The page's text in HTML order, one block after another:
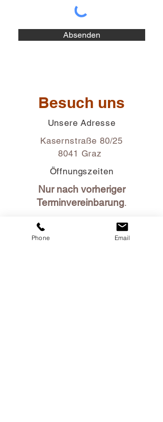
Absenden
Besuch uns
Unsere Adresse
Kasernstraße 80/25
8041 Graz
Öffnungszeiten
Nur nach vorheriger
Terminvereinbarung.
Phone Email